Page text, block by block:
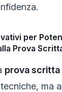
per
Prova
prova scritta
ma